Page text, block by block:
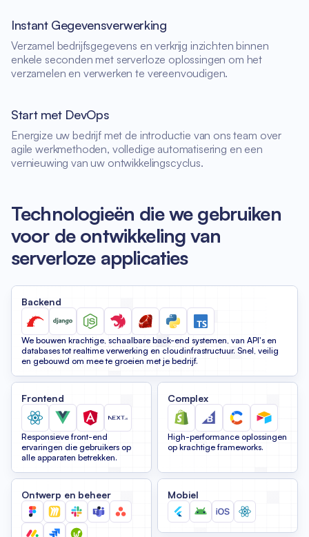
Instant Gegevensverwerking
Verzamel bedrijfsgegevens en verkrijg inzichten binnen
enkele seconden met serverloze oplossingen om het
verzamelen en verwerken te vereenvoudigen.
Start met DevOps
Energize uw bedrijf met de introductie van ons team over
agile werkmethoden, volledige automatisering en een
vernieuwing van uw ontwikkelingscyclus.
Technologieën die we gebruiken
voor de ontwikkeling van
serverloze applicaties
Backend
We bouwen krachtige, schaalbare back-end systemen, van API's en
databases tot realtime verwerking en cloudinfrastructuur. Snel, veilig
en gebouwd om mee te groeien met je bedrijf.
Frontend
Responsieve front-end
ervaringen die gebruikers op
alle apparaten betrekken.
Complex
High-performance oplossingen
op krachtige frameworks.
Ontwerp en beheer Mobiel